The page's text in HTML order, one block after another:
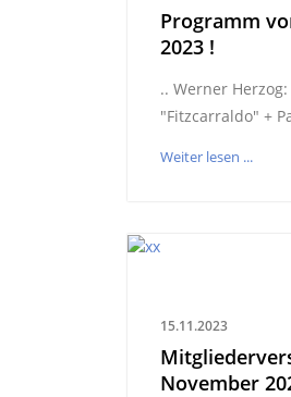
Programm
2023 !
.. Werner
"Fitzcarraldo" +
Weiter lesen ...
15.11.2023
November